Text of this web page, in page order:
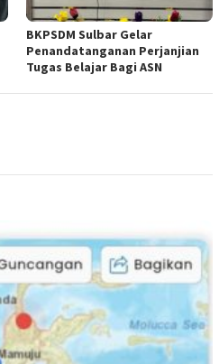
BKPSDM Sulbar Gelar
Penandatanganan Perjanjian
Tugas Belajar Bagi ASN